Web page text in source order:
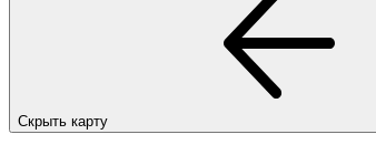
Скрыть карту